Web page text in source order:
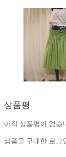
상품평
아직 상품평이 없습
상품을 구매한 로그